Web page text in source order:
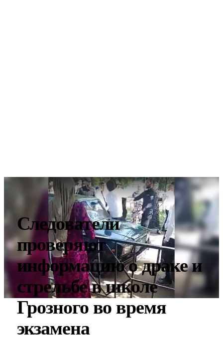
Следователи
проверяют
информацию о драке и
стрельбе в школе
Грозного во время
экзамена